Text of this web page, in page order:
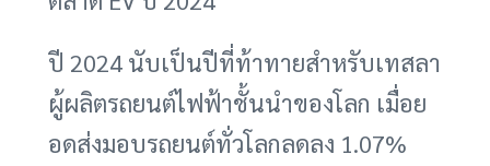
ปี 2024 นับเป็นปีที่ท้าทายสำหรับเทสลา
ผู้ผลิตรถยนต์ไฟฟ้าชั้นนำของโลก เมื่อย
อดส่งมอบรถยนต์ทั่วโลกลดลง 1.07%